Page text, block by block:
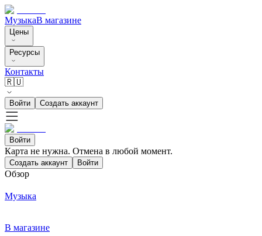
МузыкаВ магазине
Цены
Ресурсы
Контакты
🇷🇺
Войти Создать аккаунт
Войти
Карта не нужна. Отмена в любой момент.
Создать аккаунт Войти
Обзор
Музыка
В магазине